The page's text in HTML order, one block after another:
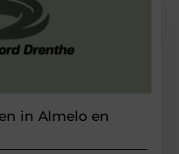
in Almelo en